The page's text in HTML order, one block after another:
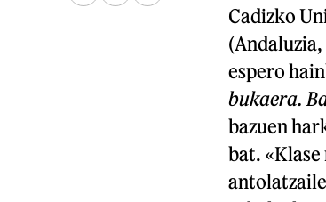
Cadizko
(Andaluzia,
espero
bukaera.
bazuen
bat.